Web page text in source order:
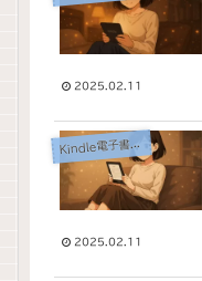
2025.02.11
Kin dle電子書籍リーダー
2025.02.11